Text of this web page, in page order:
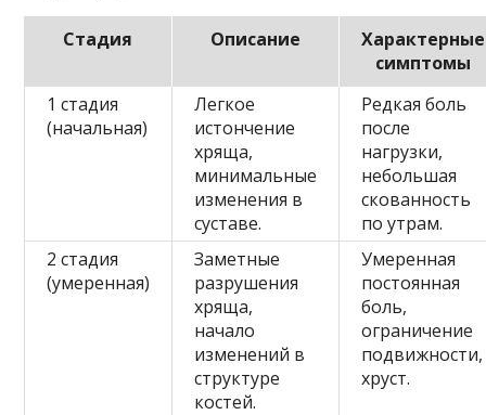
Стадия Описание
Характерные
симптомы
1 стадия
(начальная)
Легкое
истончение
хряща,
минимальные
изменения в
суставе.
Редкая боль
после
нагрузки,
небольшая
скованность
по утрам.
2 стадия
(умеренная)
Заметные
разрушения
хряща,
начало
изменений в
структуре
костей.
Умеренная
постоянная
боль,
ограничение
подвижности,
хруст.